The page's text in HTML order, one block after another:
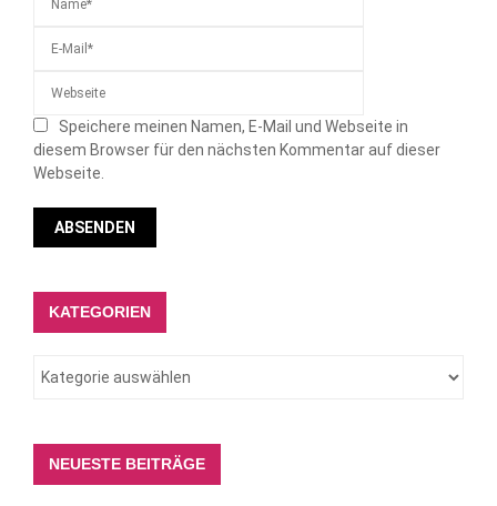
Speichere meinen Namen, E-Mail und Webseite in
diesem Browser für den nächsten Kommentar auf dieser
Webseite.
KATEGORIEN
NEUESTE BEITRÄGE